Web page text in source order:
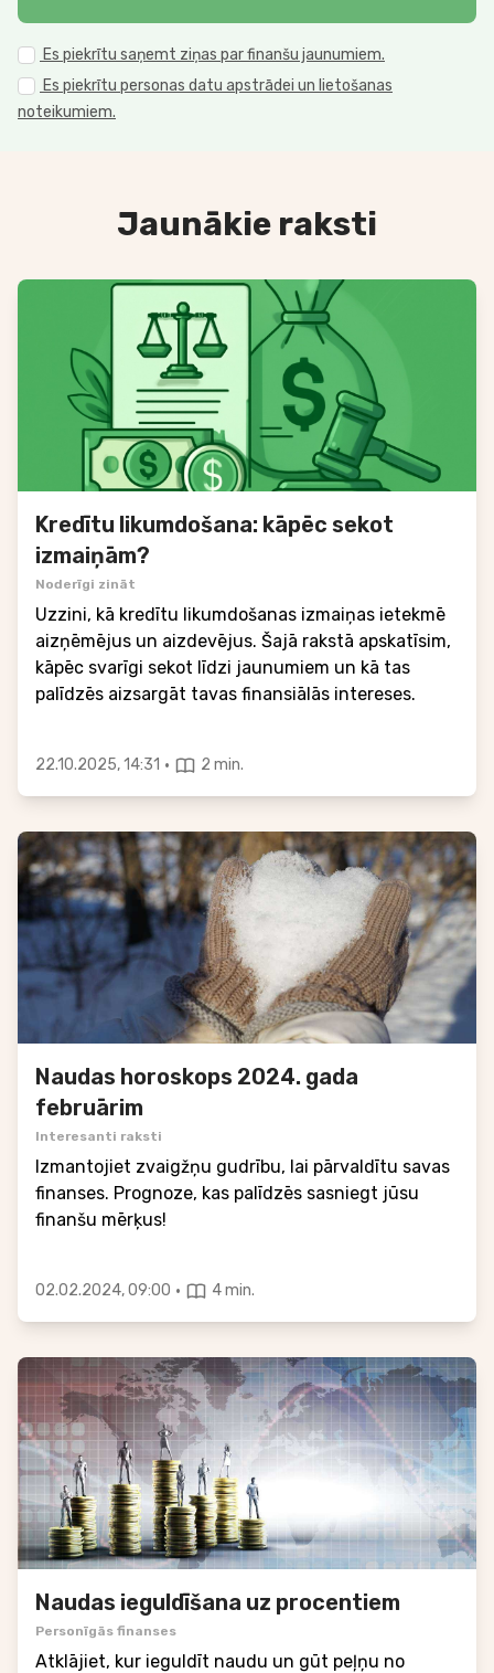
Es piekrītu saņemt ziņas par finanšu jaunumiem.
Es piekrītu personas datu apstrādei un lietošanas
noteikumiem.
Jaunākie raksti
Kredītu likumdošana: kāpēc sekot
izmaiņām?
Noderīgi zināt
Uzzini, kā kredītu likumdošanas izmaiņas ietekmē
aizņēmējus un aizdevējus. Šajā rakstā apskatīsim,
kāpēc svarīgi sekot līdzi jaunumiem un kā tas
palīdzēs aizsargāt tavas finansiālās intereses.
22.10.2025, 14:31 · 2 min.
Naudas horoskops 2024. gada
februārim
Interesanti raksti
Izmantojiet zvaigžņu gudrību, lai pārvaldītu savas
finanses. Prognoze, kas palīdzēs sasniegt jūsu
finanšu mērķus!
02.02.2024, 09:00 · 4 min.
Naudas ieguldīšana uz procentiem
Personīgās finanses
Atklājiet, kur ieguldīt naudu un gūt peļņu no